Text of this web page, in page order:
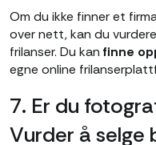
Om du ikke finner et
over nett, kan du
frilanser. Du kan finne
egne online
7. Er du
Vurder å selge